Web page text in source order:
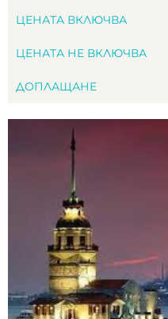
ЦЕНАТА ВКЛЮЧВА
ЦЕНАТА НЕ ВКЛЮЧВА
ДОПЛАЩАНЕ